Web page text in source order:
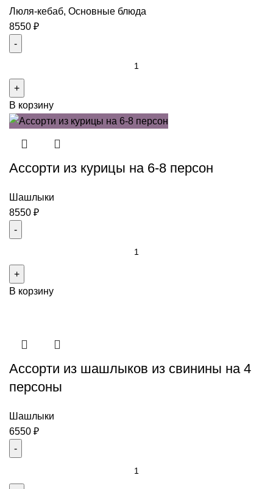
Люля-кебаб, Основные блюда
8550 ₽
Ассорти
из
курицы
8
В корзину
Ассорти из курицы на 6-8 персон
Шашлыки
8550 ₽
Ассорти
из
персон
В корзину
Ассорти из шашлыков из свинины на 4
персоны
Шашлыки
6550 ₽